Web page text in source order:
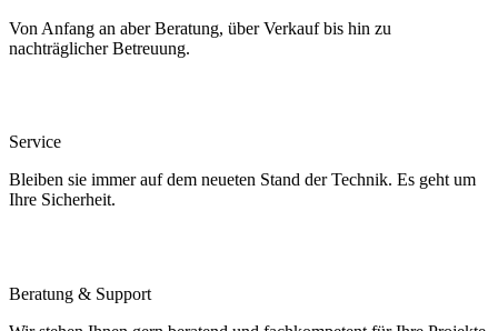
Von Anfang an aber Beratung, über Verkauf bis hin zu
nachträglicher Betreuung.
Service
Bleiben sie immer auf dem neueten Stand der Technik. Es geht um
Ihre Sicherheit.
Beratung & Support